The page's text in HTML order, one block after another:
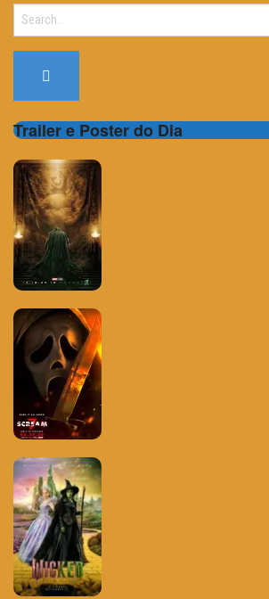
Search
Trailer e Poster do Dia